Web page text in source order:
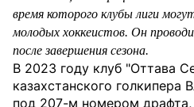
время которого клубы лиги
молодых хоккеистов. Он
после завершения сезона.
В 2023 году клуб "Оттава
казахстанского голкипера
под 207-м номером